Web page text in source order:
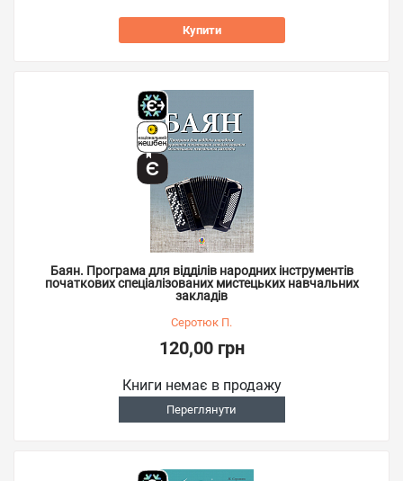
Купити
Баян. Програма для відділів народних інструментів
початкових спеціалізованих мистецьких навчальних
закладів
Серотюк П.
120,00 грн
Книги немає в продажу
Переглянути